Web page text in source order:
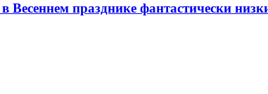
Весеннем празднике фантастически